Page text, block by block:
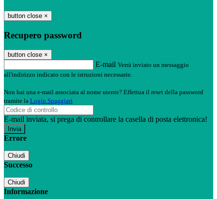
button close ×
Recupero password
button close ×
E-mail Verrà inviato un messaggio
all'indirizzo indicato con le istruzioni necessarie.
Non hai una e-mail associata al nome utente? Effettua il reset della password
tramite la Login Spaggiari
E-mail inviata, si prega di controllare la casella di posta elettronica!
Errore
Chiudi
Successo
Chiudi
Informazione